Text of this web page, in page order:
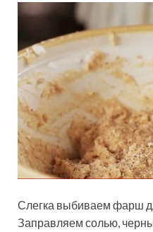
Слегка выбиваем фарш
Заправляем солью,